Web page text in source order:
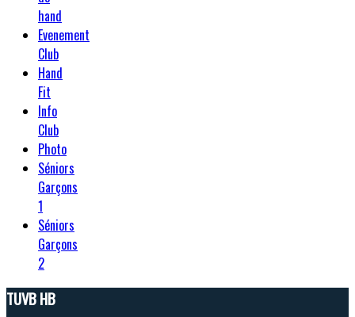
hand
Evenement
Club
Hand
Fit
Info
Club
Photo
Séniors
Garçons
1
Séniors
Garçons
2
TUVB HB